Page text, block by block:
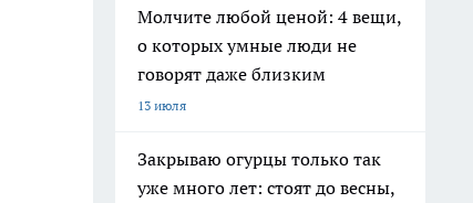
Молчите любой ценой: 4 вещи,
о которых умные люди не
говорят даже близким
13 июля
Закрываю огурцы только так
уже много лет: стоят до весны,